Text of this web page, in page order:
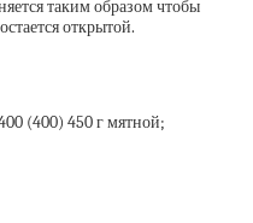
таким образом чтобы
открытой.
(400) 450 г мятной;